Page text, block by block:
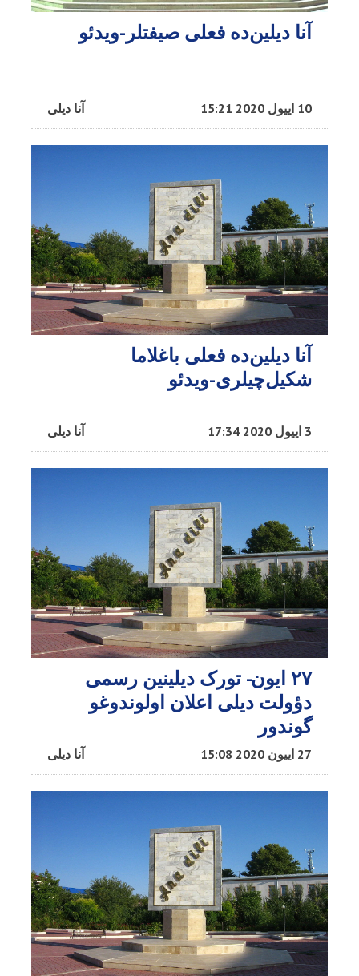
آنا دیلین‌ده فعلی صیفتلر-ویدئو
آنا دیلی 10 اییول 2020 15:21
آنا دیلین‌ده فعلی باغلاما
شکیل‌چیلری-ویدئو
آنا دیلی 3 اییول 2020 17:34
۲۷ ایون- تورک دیلینین رسمی
دؤولت دیلی اعلان اولوندوغو
گوندور
آنا دیلی 27 اییون 2020 15:08